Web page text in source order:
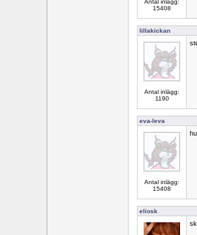
Antal inlägg:
15408
lillakickan
Antal inlägg:
1190
eva-leva
Antal inlägg:
15408
eliosk